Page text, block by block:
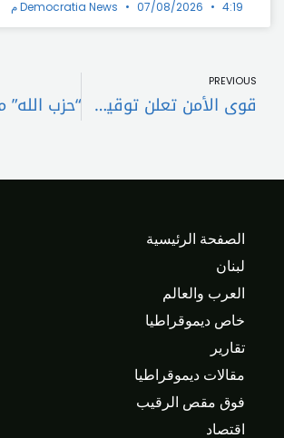
Democratia News 07/08/2026 4:19 م
PREVIOUS
قوى الأمن تعلن توقيف منفذ دهس “الدركي” في بيروت
الصفحة الرئيسية
لبنان
العرب والعالم
خاص ديموقراطيا
تقارير
مقالات ديموقراطيا
فوق مقص الرقيب
اقتصاد